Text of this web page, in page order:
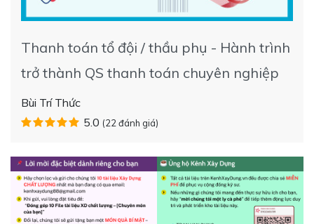
Thanh toán tổ đội / thầu phụ - Hành trình
trở thành QS thanh toán chuyên nghiệp
Bùi Trí Thức
5.0 (22 đánh giá)